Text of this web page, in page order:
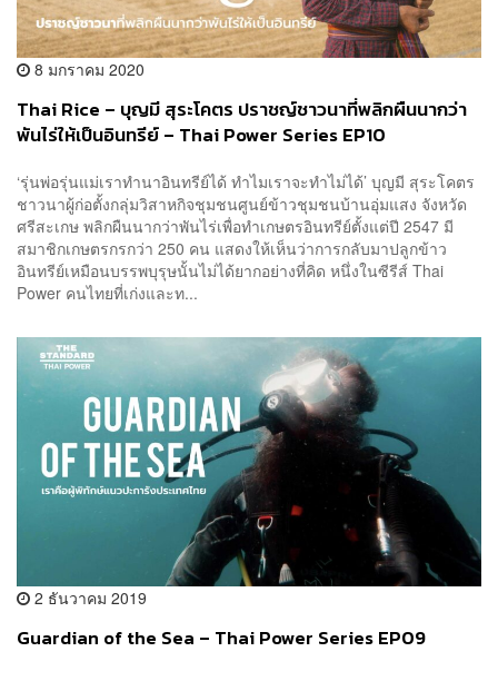
8 มกราคม 2020
Thai Rice – บุญมี สุระโคตร ปราชญ์ชาวนาที่พลิกผืนนากว่า
พันไร่ให้เป็นอินทรีย์ – Thai Power Series EP10
‘รุ่นพ่อรุ่นแม่เราทำนาอินทรีย์ได้ ทำไมเราจะทำไม่ได้’ บุญมี สุระโคตร
ชาวนาผู้ก่อตั้งกลุ่มวิสาหกิจชุมชนศูนย์ข้าวชุมชนบ้านอุ่มแสง จังหวัด
ศรีสะเกษ พลิกผืนนากว่าพันไร่เพื่อทำเกษตรอินทรีย์ตั้งแต่ปี 2547 มี
สมาชิกเกษตรกรกว่า 250 คน แสดงให้เห็นว่าการกลับมาปลูกข้าว
อินทรีย์เหมือนบรรพบุรุษนั้นไม่ได้ยากอย่างที่คิด หนึ่งในซีรีส์ Thai
Power คนไทยที่เก่งและท...
2 ธันวาคม 2019
Guardian of the Sea – Thai Power Series EP09